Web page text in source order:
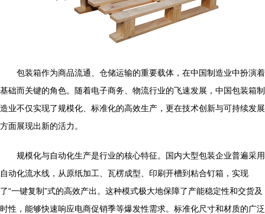
包装箱作为商品流通、仓储运输的重要载体，在中国制造业中扮演着
基础而关键的角色。随着电子商务、物流行业的飞速发展，中国包装箱制
造业不仅实现了规模化、标准化的高效生产，更在技术创新与可持续发展
方面展现出新的活力。
规模化与自动化生产是行业的核心特征。国内大型包装企业普遍采用
自动化流水线，从原纸加工、瓦楞成型、印刷开槽到粘合钉箱，实现
了“一键复制”式的高效产出。这种模式极大地保障了产能稳定性和交货及
时性，能够快速响应电商促销季等爆发性需求。标准化尺寸和材质的广泛